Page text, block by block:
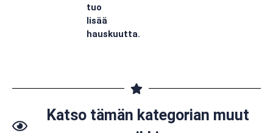
tuo
lisää
hauskuutta.
Katso tämän kategorian muut